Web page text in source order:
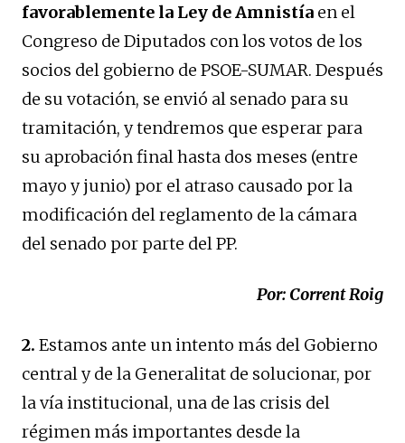
favorablemente la Ley de Amnistía en el
Congreso de Diputados con los votos de los
socios del gobierno de PSOE-SUMAR. Después
de su votación, se envió al senado para su
tramitación, y tendremos que esperar para
su aprobación final hasta dos meses (entre
mayo y junio) por el atraso causado por la
modificación del reglamento de la cámara
del senado por parte del PP.
Por: Corrent Roig
2. Estamos ante un intento más del Gobierno
central y de la Generalitat de solucionar, por
la vía institucional, una de las crisis del
régimen más importantes desde la